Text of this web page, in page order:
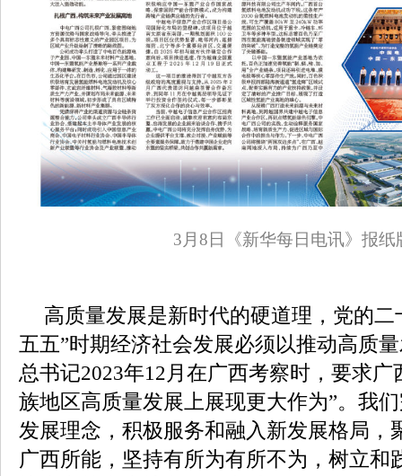
3月8日《新华每日电讯》报纸
高质量发展是新时代的硬道理，党的
五五”时期经济社会发展必须以推动高质
总书记2023年12月在广西考察时，要求广
族地区高质量发展上展现更大作为”。我
发展理念，积极服务和融入新发展格局，
广西所能，坚持有所为有所不为，树立和